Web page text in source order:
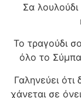
Σα λουλούδι
Το τραγούδι
όλο το
Γαληνεύει ότι
χάνεται σε